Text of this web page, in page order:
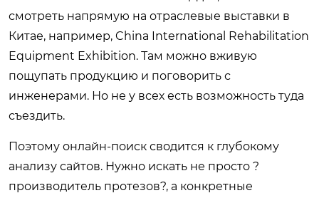
смотреть напрямую на отраслевые выставки в
Китае, например, China International Rehabilitation
Equipment Exhibition. Там можно вживую
пощупать продукцию и поговорить с
инженерами. Но не у всех есть возможность туда
съездить.
Поэтому онлайн-поиск сводится к глубокому
анализу сайтов. Нужно искать не просто ?
производитель протезов?, а конкретные